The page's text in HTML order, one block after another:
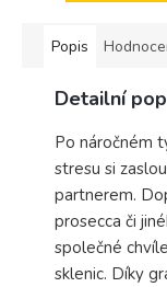
Popis
Detailní
Po náročném
stresu si
partnerem.
prosecca či
společné
sklenic. Díky